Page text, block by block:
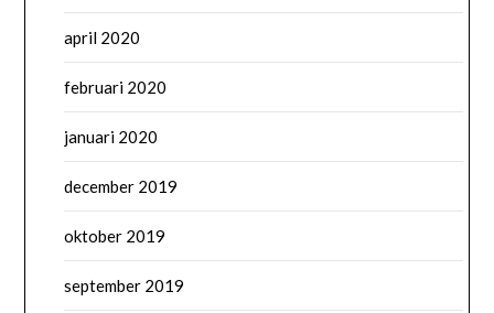
april 2020
februari 2020
januari 2020
december 2019
oktober 2019
september 2019